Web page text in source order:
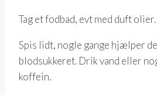
Tag et fodbad, evt med duft olier.
Spis lidt, nogle gange hjælper
blodsukkeret. Drik vand eller
koffein.